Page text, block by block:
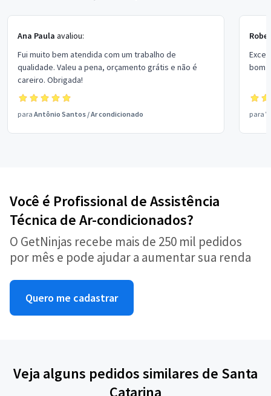
Ana Paula avaliou:
Fui muito bem atendida com um trabalho de
qualidade. Valeu a pena, orçamento grátis e não é
careiro. Obrigada!
para Antônio Santos /Ar condicionado
bom
para
Você é Profissional de Assistência
Técnica de Ar-condicionados?
O GetNinjas recebe mais de 250 mil pedidos
por mês e pode ajudar a aumentar sua renda
Quero me cadastrar
Veja alguns pedidos similares de Santa
Catarina